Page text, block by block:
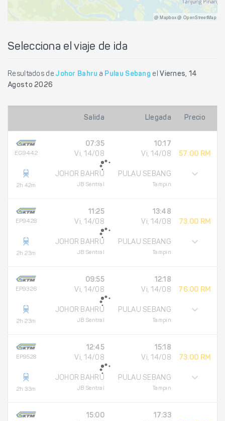
@ Mapbox @ OpenStreetMap
Selecciona el viaje de ida
Resultados deJohor Bahru a Pulau Sebang elViernes, 14
Agosto 2026
Salida Llegada Precio
EG9442
2h 42m
07:35
Vi, 14/08
JOHOR BAHRU
JB Sentral
10:17
Vi, 14/08
PULAU SEBANG
Tampin
57.00 RM
EP9428
2h 23m
11:25
Vi, 14/08
JOHOR BAHRU
JB Sentral
13:48
Vi, 14/08
PULAU SEBANG
Tampin
73.00 RM
EP9326
2h 23m
09:55
Vi, 14/08
JOHOR BAHRU
JB Sentral
12:18
Vi, 14/08
PULAU SEBANG
Tampin
76.00 RM
EP9528
2h 33m
12:45
Vi, 14/08
JOHOR BAHRU
JB Sentral
15:18
Vi, 14/08
PULAU SEBANG
Tampin
73.00 RM
15:00
17:33